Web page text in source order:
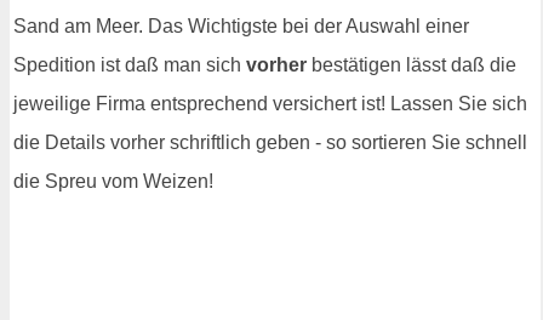
Sand am Meer. Das Wichtigste bei der Auswahl einer
Spedition ist daß man sich vorher bestätigen lässt daß die
jeweilige Firma entsprechend versichert ist! Lassen Sie sich
die Details vorher schriftlich geben - so sortieren Sie schnell
die Spreu vom Weizen!